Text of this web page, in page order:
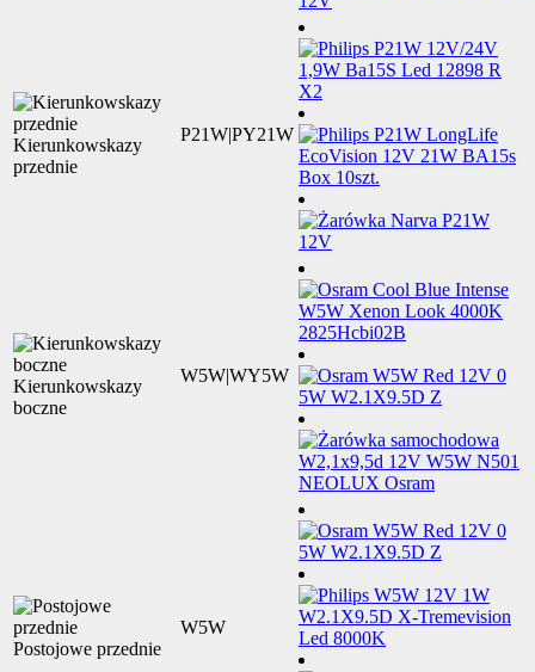
Kierunkowskazy
przednie
P21W|PY21W
Kierunkowskazy
boczne
W5W|WY5W
Postojowe przednie
W5W